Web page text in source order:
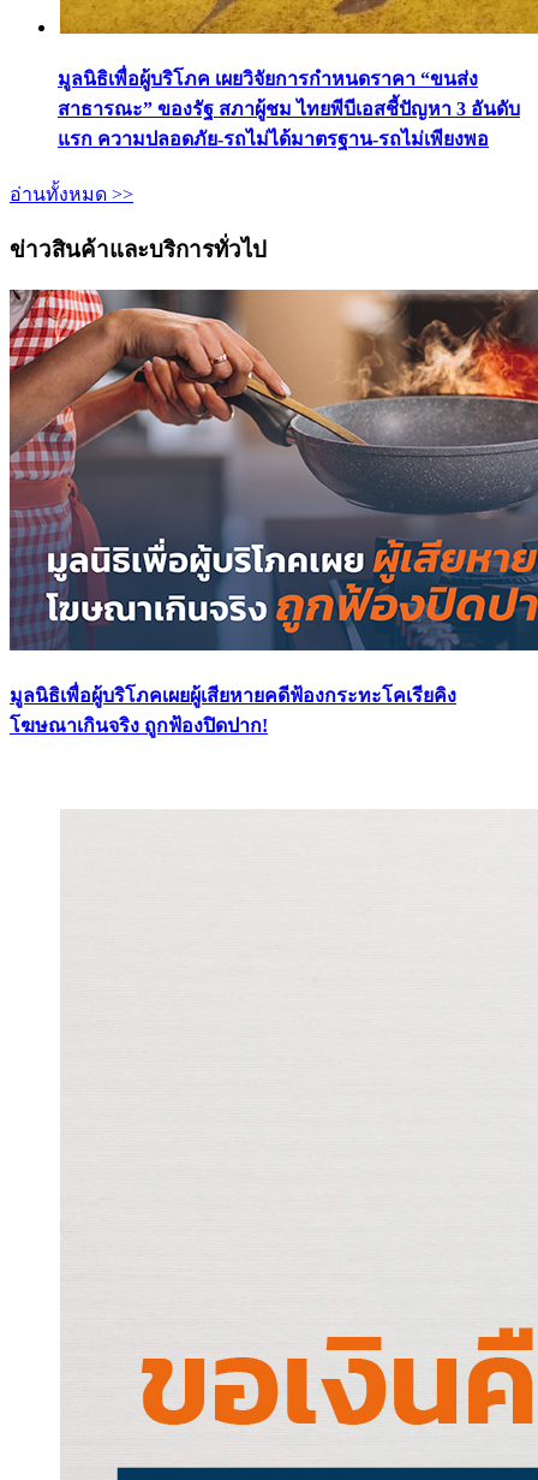
มูลนิธิเพื่อผู้บริโภค เผยวิจัยการกำหนดราคา “ขนส่ง
สาธารณะ” ของรัฐ สภาผู้ชม ไทยพีบีเอสชี้ปัญหา 3 อันดับ
แรก ความปลอดภัย-รถไม่ได้มาตรฐาน-รถไม่เพียงพอ
อ่านทั้งหมด >>
ข่าวสินค้าและบริการทั่วไป
มูลนิธิเพื่อผู้บริโภคเผยผู้เสียหายคดีฟ้องกระทะโคเรียคิง
โฆษณาเกินจริง ถูกฟ้องปิดปาก!